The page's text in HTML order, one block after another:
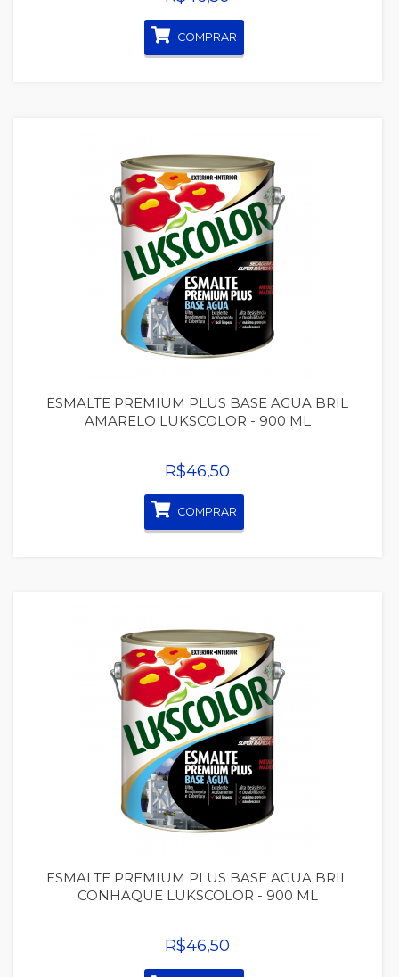
COMPRAR
Quickview
ESMALTE PREMIUM PLUS BASE AGUA BRIL
AMARELO LUKSCOLOR - 900 ML
R$46,50
COMPRAR
Quickview
ESMALTE PREMIUM PLUS BASE AGUA BRIL
CONHAQUE LUKSCOLOR - 900 ML
R$46,50